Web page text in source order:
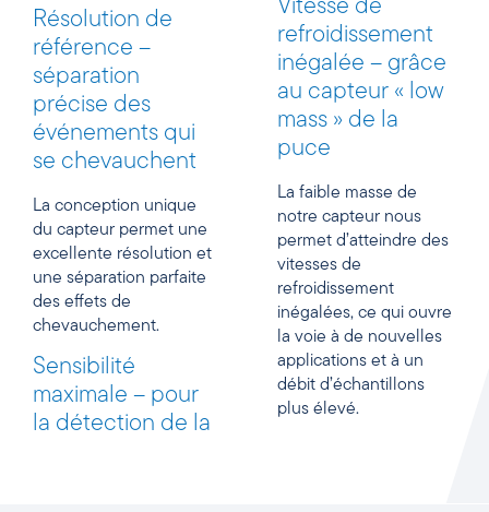
Résolution de
référence –
séparation
précise des
événements qui
se chevauchent
La conception unique
du capteur permet une
excellente résolution et
une séparation parfaite
des effets de
chevauchement.
Sensibilité
maximale – pour
la détection de la
Vitesse de
refroidissement
inégalée – grâce
au capteur « low
mass » de la
puce
La faible masse de
notre capteur nous
permet d’atteindre des
vitesses de
refroidissement
inégalées, ce qui ouvre
la voie à de nouvelles
applications et à un
débit d’échantillons
plus élevé.